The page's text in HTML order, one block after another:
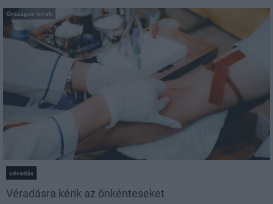
Országos hírek
véradás
Véradásra kérik az önkénteseket